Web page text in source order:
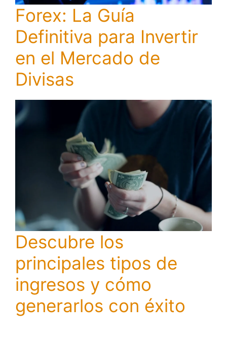
Forex: La Guía
Definitiva para Invertir
en el Mercado de
Divisas
Descubre los
principales tipos de
ingresos y cómo
generarlos con éxito